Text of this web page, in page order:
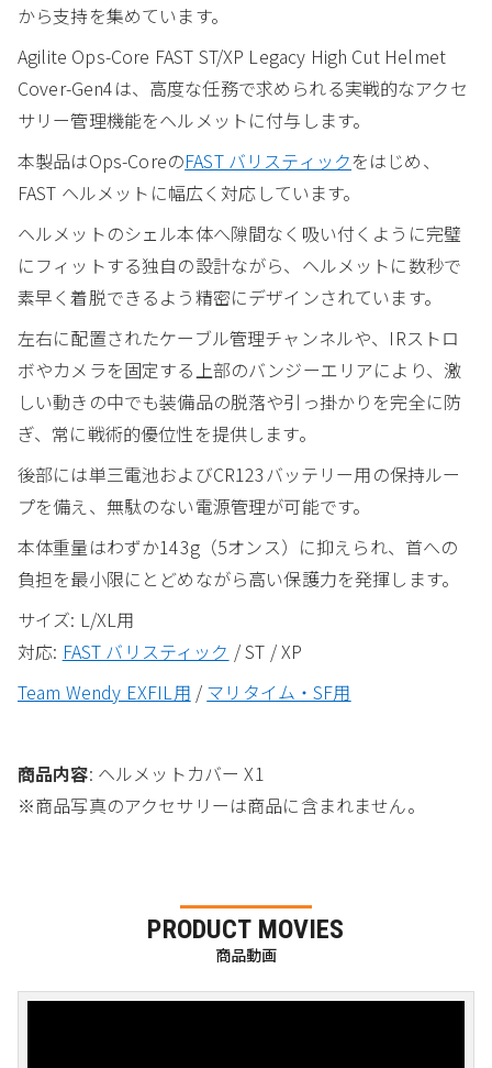
から支持を集めています。
Agilite Ops-Core FAST ST/XP Legacy High Cut Helmet
Cover-Gen4は、高度な任務で求められる実戦的なアクセ
サリー管理機能をヘルメットに付与します。
本製品はOps-CoreのFAST バリスティックをはじめ、
FAST ヘルメットに幅広く対応しています。
ヘルメットのシェル本体へ隙間なく吸い付くように完璧
にフィットする独自の設計ながら、ヘルメットに数秒で
素早く着脱できるよう精密にデザインされています。
左右に配置されたケーブル管理チャンネルや、IRストロ
ボやカメラを固定する上部のバンジーエリアにより、激
しい動きの中でも装備品の脱落や引っ掛かりを完全に防
ぎ、常に戦術的優位性を提供します。
後部には単三電池およびCR123バッテリー用の保持ルー
プを備え、無駄のない電源管理が可能です。
本体重量はわずか143g（5オンス）に抑えられ、首への
負担を最小限にとどめながら高い保護力を発揮します。
サイズ: L/XL用
対応: FAST バリスティック / ST / XP
Team Wendy EXFIL用 / マリタイム・SF用
商品内容: ヘルメットカバー X1
※商品写真のアクセサリーは商品に含まれません。
PRODUCT MOVIES
商品動画